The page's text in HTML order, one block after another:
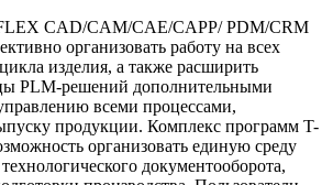
CAD/CAM/CAE/CAPP/ PDM/CRM
организовать работу на всех
изделия, а также расширить
PLM-решений дополнительными
всеми процессами,
продукции. Комплекс программ T-
организовать единую среду
документооборота,